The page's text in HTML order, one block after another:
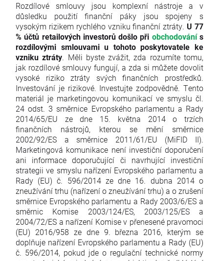
Rozdílové smlouvy jsou komplexní nástroje a v
důsledku použití finanční páky jsou spojeny s
vysokým rizikem rychlého vzniku finanční ztráty. U 77
% účtů retailových investorů došlo při obchodovánís
rozdílovými smlouvami u tohoto poskytovatele ke
vzniku ztráty. Měli byste zvážit, zda rozumíte tomu,
jak rozdílové smlouvy fungují, a zda si můžete dovolit
vysoké riziko ztráty svých finančních prostředků.
Investování je rizikové. Investujte zodpovědně. Tento
materiál je marketingovou komunikací ve smyslu čl.
24 odst. 3 směrnice Evropského parlamentu a Rady
2014/65/EU ze dne 15. května 2014 o trzích
finančních nástrojů, kterou se mění směrnice
2002/92/ES a směrnice 2011/61/EU (MiFID II).
Marketingová komunikace není investiční doporučení
ani informace doporučující či navrhující investiční
strategii ve smyslu nařízení Evropského parlamentu a
Rady (EU) č. 596/2014 ze dne 16. dubna 2014 o
zneužívání trhu (nařízení o zneužívání trhu) a o zrušení
směrnice Evropského parlamentu a Rady 2003/6/ES a
směrnic Komise 2003/124/ES, 2003/125/ES a
2004/72/ES a nařízení Komise v přenesené pravomoci
(EU) 2016/958 ze dne 9. března 2016, kterým se
doplňuje nařízení Evropského parlamentu a Rady (EU)
č. 596/2014, pokud jde o regulační technické normy